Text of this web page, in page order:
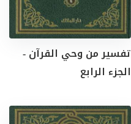
تفسير من وحي القرآن -
الجزء الرابع